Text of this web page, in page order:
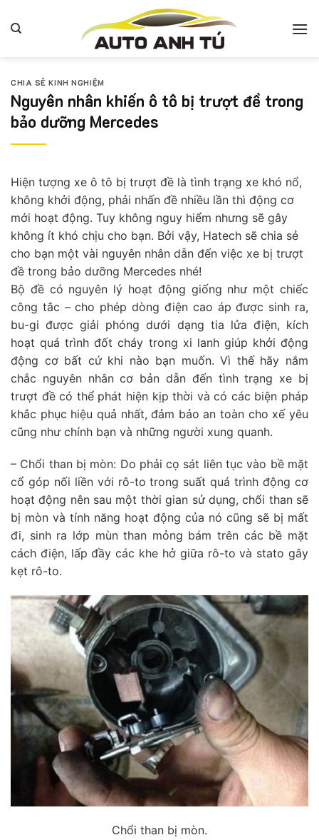
qua
CHIA SẺ KINH NGHIỆM
Nguyên nhân khiến ô tô bị trượt đề trong
bảo dưỡng Mercedes
Hiện tượng xe ô tô bị trượt đề là tình trạng xe khó nổ,
không khởi động, phải nhấn đề nhiều lần thì động cơ
mới hoạt động. Tuy không nguy hiểm nhưng sẽ gây
không ít khó chịu cho bạn. Bởi vậy, Hatech sẽ chia sẻ
cho bạn một vài nguyên nhân dẫn đến việc xe bị trượt
đề trong bảo dưỡng Mercedes nhé!
Bộ đề có nguyên lý hoạt động giống như một chiếc
công tắc – cho phép dòng điện cao áp được sinh ra,
bu-gi được giải phóng dưới dạng tia lửa điện, kích
hoạt quá trình đốt cháy trong xi lanh giúp khởi động
động cơ bất cứ khi nào bạn muốn. Vì thế hãy nắm
chắc nguyên nhân cơ bản dẫn đến tình trạng xe bị
trượt đề có thể phát hiện kịp thời và có các biện pháp
khắc phục hiệu quả nhất, đảm bảo an toàn cho xế yêu
cũng như chính bạn và những người xung quanh.
– Chổi than bị mòn: Do phải cọ sát liên tục vào bề mặt
cổ góp nối liền với rô-to trong suất quá trình động cơ
hoạt động nên sau một thời gian sử dụng, chổi than sẽ
bị mòn và tính năng hoạt động của nó cũng sẽ bị mất
đi, sinh ra lớp mùn than mỏng bám trên các bề mặt
cách điện, lấp đầy các khe hở giữa rô-to và stato gây
kẹt rô-to.
Chổi than bị mòn.